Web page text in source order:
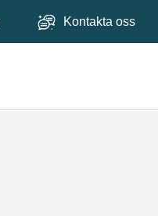
Kontakta oss